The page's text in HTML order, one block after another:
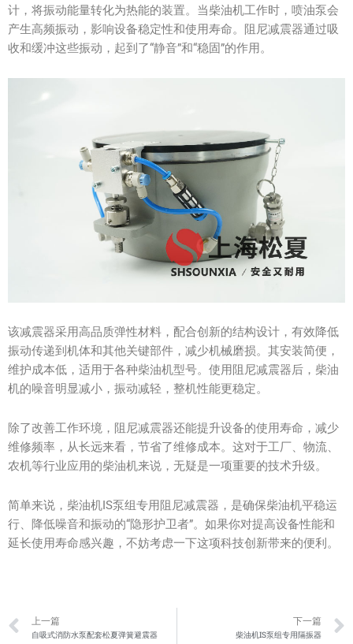
计，将振动能量转化为热能的装置。当柴油机工作时，喷油泵会
产生高频振动，影响设备稳定性和使用寿命。阻尼减震器通过吸
收和缓冲这些振动，起到了“静音”和“稳固”的作用。
该减震器采用高品质弹性材料，配合创新的结构设计，有效降低
振动传递到机体和其他关键部件，减少机械磨损。其安装简便，
维护成本低，适用于各种柴油机型号。使用阻尼减震器后，柴油
机的噪音明显减小，振动减轻，整机性能更稳定。
除了改善工作环境，阻尼减震器还能提升设备的使用寿命，减少
维修频率，从长远来看，节省了维修成本。这对于工厂、物流、
农机等行业应用的柴油机来说，无疑是一项重要的技术升级。
简单来说，柴油机IS泵组专用阻尼减震器，是确保柴油机平稳运
行、降低噪音和振动的“隐形护卫者”。如果你对提高设备性能和
延长使用寿命感兴趣，不妨考虑一下这项科技创新带来的便利。
Prev
上一篇
自吸式消防水泵配套松夏弹簧避震器
下一篇
柴油机IS泵组专用隔振器